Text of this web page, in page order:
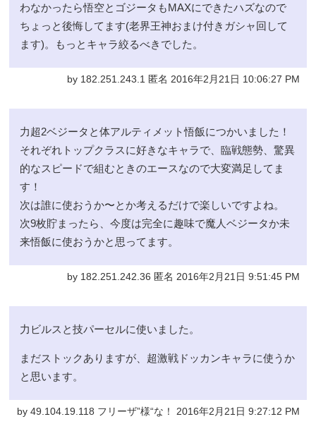
わなかったら悟空とゴジータもMAXにできたハズなので
ちょっと後悔してます(老界王神おまけ付きガシャ回して
ます)。もっとキャラ絞るべきでした。
by 182.251.243.1 匿名 2016年2月21日 10:06:27 PM
力超2ベジータと体アルティメット悟飯につかいました！
それぞれトップクラスに好きなキャラで、臨戦態勢、驚異
的なスピードで組むときのエースなので大変満足してま
す！
次は誰に使おうか〜とか考えるだけで楽しいですよね。
次9枚貯まったら、今度は完全に趣味で魔人ベジータか未
来悟飯に使おうかと思ってます。
by 182.251.242.36 匿名 2016年2月21日 9:51:45 PM
力ビルスと技パーセルに使いました。
まだストックありますが、超激戦ドッカンキャラに使うか
と思います。
by 49.104.19.118 フリーザ”様“な！ 2016年2月21日 9:27:12 PM